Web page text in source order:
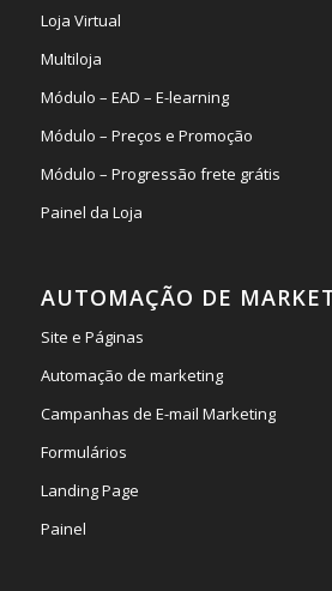
Loja Virtual
Multiloja
Módulo – EAD – E-learning
Módulo – Preços e Promoção
Módulo – Progressão frete grátis
Painel da Loja
AUTOMAÇÃO DE
Site e Páginas
Automação de marketing
Campanhas de E-mail Marketing
Formulários
Landing Page
Painel